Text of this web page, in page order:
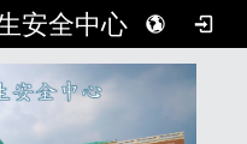
安全中心